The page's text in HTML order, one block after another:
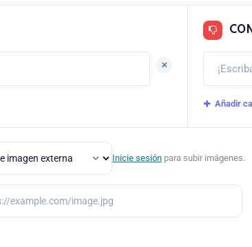
+
Añadir
Inicie sesión para subir imágenes.